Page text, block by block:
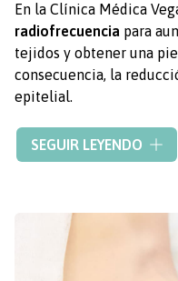
En la Clínica Médica
radiofrecuencia para
tejidos y obtener una
consecuencia, la
epitelial.
Este tratamiento se
electromagnéticas de
colágeno, el drenaje
SEGUIR LEYENDO